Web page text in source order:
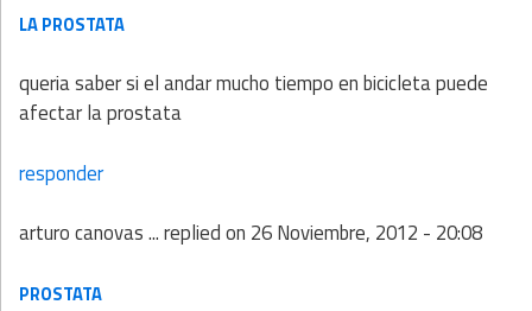
LA PROSTATA
queria saber si el andar mucho tiempo en bicicleta puede
afectar la prostata
responder
arturo canovas ...replied on 26 Noviembre, 2012 - 20:08
PROSTATA